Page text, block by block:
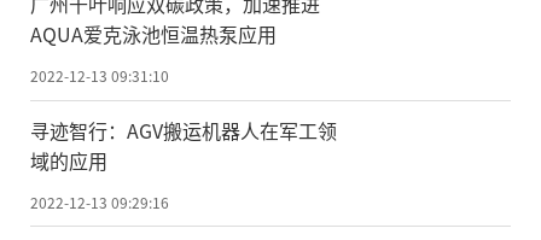
AQUA爱克泳池恒温热泵应用
2022-12-13 09:31:10
寻迹智行：AGV搬运机器人在军工领
域的应用
2022-12-13 09:29:16